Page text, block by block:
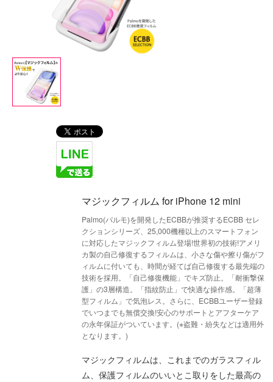
マジックフィルム for iPhone 12 mini
Palmo(パルモ)を開発したECBBが推奨するECBB セレ
クションシリーズ、25,000機種以上のスマートフォン
に対応したマジックフィルム登場!世界初の技術!アメリ
カ製の自己修復するフィルムは、小さな傷や擦り傷がフ
ィルムに付いても、時間が経てば自己修復する最先端の
技術を採用。「自己修復機能」でキズ防止。「耐衝撃保
護」の3層構造。「指紋防止」で快適な操作感。「超薄
型フィルム」で気泡レス。さらに、ECBBユーザー登録
でいつまでも無償交換!安心のサポートとアフターケア
の永年保証がついています。(※盗難・紛失などは適用外
となります。)
マジックフィルムは、これまでのガラスフィル
ム、保護フィルムのいいとこ取りをした最高の